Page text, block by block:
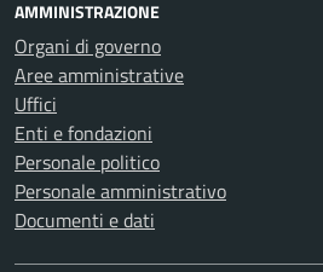
AMMINISTRAZIONE
Organi di governo
Aree amministrative
Uffici
Enti e fondazioni
Personale politico
Personale amministrativo
Documenti e dati